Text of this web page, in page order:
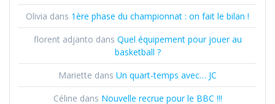
Olivia dans 1ère phase du championnat : on fait le bilan !
florent adjanto dans Quel équipement pour jouer au
basketball ?
Mariette dans Un quart-temps avec… JC
Céline dans Nouvelle recrue pour le BBC !!!